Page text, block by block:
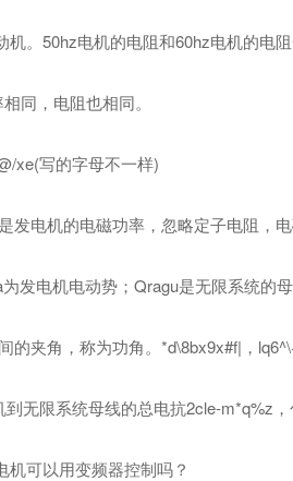
。50hz电机的电阻和60hz电机的电阻
，电阻也相同。
写的字母不一样)
电机的电磁功率，忽略定子电阻，
电机电动势；Qragu是无限系统的母
夹角，称为功角。*d\8bx9x#f|，
限系统母线的总电抗2cle-m*q%z，
可以用变频器控制吗？